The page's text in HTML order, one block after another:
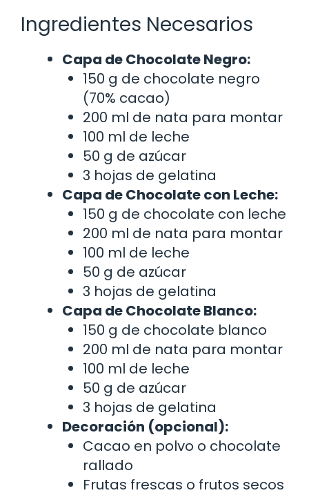
Ingredientes Necesarios
Capa de Chocolate Negro:
150 g de chocolate negro
(70% cacao)
200 ml de nata para montar
100 ml de leche
50 g de azúcar
3 hojas de gelatina
Capa de Chocolate con Leche:
150 g de chocolate con leche
200 ml de nata para montar
100 ml de leche
50 g de azúcar
3 hojas de gelatina
Capa de Chocolate Blanco:
150 g de chocolate blanco
200 ml de nata para montar
100 ml de leche
50 g de azúcar
3 hojas de gelatina
Decoración (opcional):
Cacao en polvo o chocolate
rallado
Frutas frescas o frutos secos